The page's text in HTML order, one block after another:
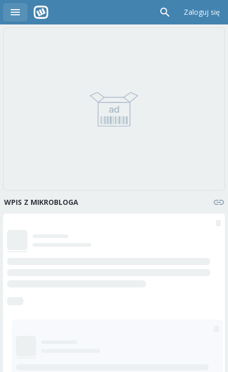
Zaloguj się
WPIS Z MIKROBLOGA